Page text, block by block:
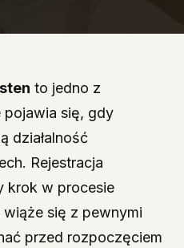
to jedno z
się, gdy
działalność
Rejestracja
krok w procesie
wiąże się z pewnymi
przed rozpoczęciem